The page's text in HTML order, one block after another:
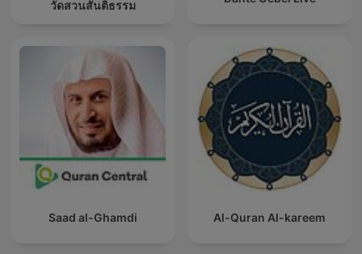
วัดสวนสันติธรรม
Saad al-Ghamdi Al-Quran Al-kareem